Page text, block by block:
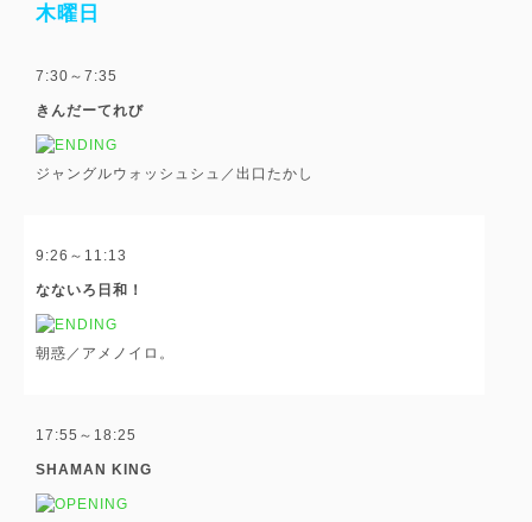
木曜日
7:30～7:35
きんだーてれび
ジャングルウォッシュシュ／出口たかし
9:26～11:13
なないろ日和！
朝惑／アメノイロ。
17:55～18:25
SHAMAN KING